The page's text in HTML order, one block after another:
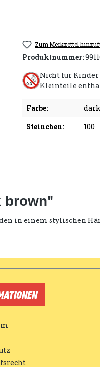
Zum Merkzettel
Produktnummer:
Nicht für Kinder
Kleinteile
Farbe:
Steinchen:
100
brown"
in einem stylischen